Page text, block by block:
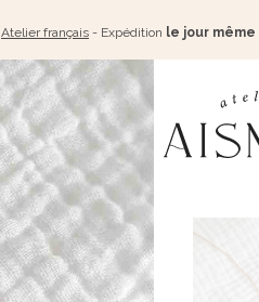
Atelier français - Expédition le jour même